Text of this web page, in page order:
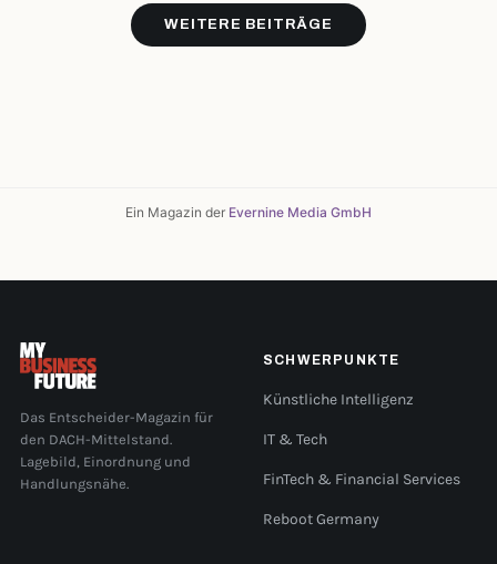
WEITERE BEITRÄGE
Ein Magazin der Evernine Media GmbH
Das Entscheider-Magazin für
den DACH-Mittelstand.
Lagebild, Einordnung und
Handlungsnähe.
SCHWERPUNKTE
Künstliche Intelligenz
IT & Tech
FinTech & Financial Services
Reboot Germany